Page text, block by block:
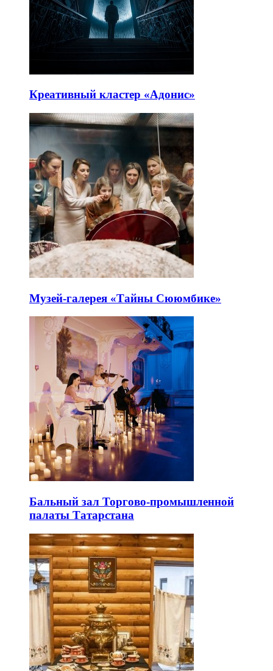
Креативный кластер «Адонис»
Музей-галерея «Тайны Сююмбике»
Бальный зал Торгово-промышленной
палаты Татарстана